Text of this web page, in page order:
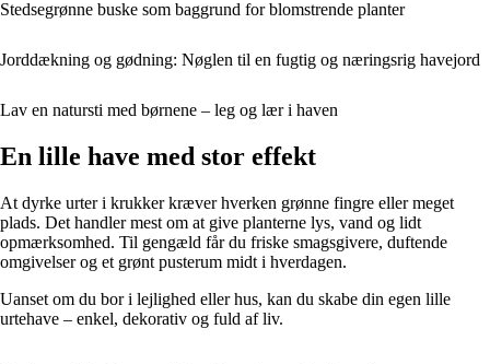
Stedsegrønne buske som baggrund for blomstrende planter
Jorddækning og gødning: Nøglen til en fugtig og næringsrig havejord
Lav en natursti med børnene – leg og lær i haven
En lille have med stor effekt
At dyrke urter i krukker kræver hverken grønne fingre eller meget
plads. Det handler mest om at give planterne lys, vand og lidt
opmærksomhed. Til gengæld får du friske smagsgivere, duftende
omgivelser og et grønt pusterum midt i hverdagen.
Uanset om du bor i lejlighed eller hus, kan du skabe din egen lille
urtehave – enkel, dekorativ og fuld af liv.